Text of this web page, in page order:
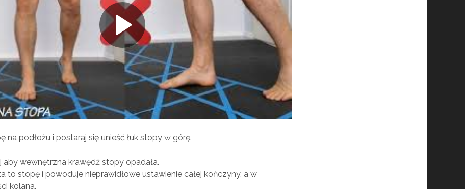
na podłożu i postaraj się unieść łuk stopy w górę.
aby wewnętrzna krawędź stopy opadała.
to stopę i powoduje nieprawidłowe ustawienie całej kończyny, a w
kolana.